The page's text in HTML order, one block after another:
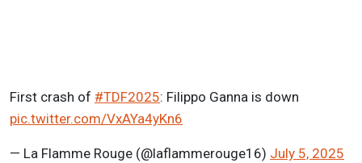
First crash of #TDF2025: Filippo Ganna is down
pic.twitter.com/VxAYa4yKn6
— La Flamme Rouge (@laflammerouge16) July 5, 2025